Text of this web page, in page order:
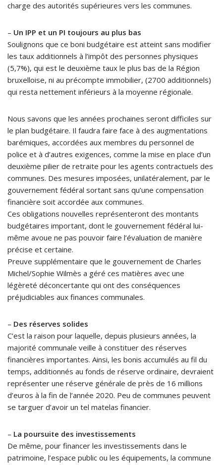
charge des autorités supérieures vers les communes.
– Un IPP et un PI toujours au plus bas
Soulignons que ce boni budgétaire est atteint sans modifier
les taux additionnels à l’impôt des personnes physiques
(5,7%), qui est le deuxième taux le plus bas de la Région
bruxelloise, ni au précompte immobilier, (2700 additionnels)
qui resta nettement inférieurs à la moyenne régionale.
Nous savons que les années prochaines seront difficiles sur
le plan budgétaire. Il faudra faire face à des augmentations
barémiques, accordées aux membres du personnel de
police et à d’autres exigences, comme la mise en place d’un
deuxième pilier de retraite pour les agents contractuels des
communes. Des mesures imposées, unilatéralement, par le
gouvernement fédéral sortant sans qu’une compensation
financière soit accordée aux communes.
Ces obligations nouvelles représenteront des montants
budgétaires important, dont le gouvernement fédéral lui-
même avoue ne pas pouvoir faire l’évaluation de manière
précise et certaine.
Preuve supplémentaire que le gouvernement de Charles
Michel/Sophie Wilmès a géré ces matières avec une
légèreté déconcertante qui ont des conséquences
préjudiciables aux finances communales.
– Des réserves solides
C’est la raison pour laquelle, depuis plusieurs années, la
majorité communale veille à constituer des réserves
financières importantes. Ainsi, les bonis accumulés au fil du
temps, additionnés au fonds de réserve ordinaire, devraient
représenter une réserve générale de près de 16 millions
d’euros à la fin de l’année 2020. Peu de communes peuvent
se targuer d’avoir un tel matelas financier.
– La poursuite des investissements
De même, pour financer les investissements dans le
patrimoine, l’espace public ou les équipements, la commune